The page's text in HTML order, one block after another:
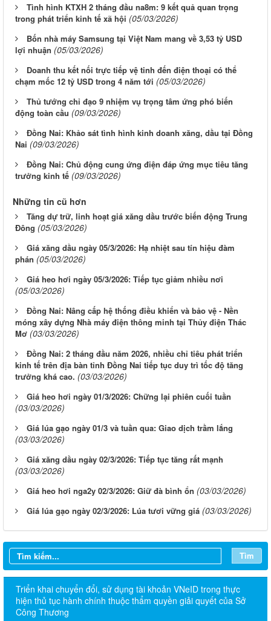
Tình hình KTXH 2 tháng đầu na8m: 9 kết quả quan trọng
trong phát triển kinh tế xã hội (05/03/2026)
Bốn nhà máy Samsung tại Việt Nam mang về 3,53 tỷ USD
lợi nhuận (05/03/2026)
Doanh thu kết nối trực tiếp vệ tinh đến điện thoại có thể
chạm mốc 12 tỷ USD trong 4 năm tới (05/03/2026)
Thủ tướng chỉ đạo 9 nhiệm vụ trọng tâm ứng phó biến
động toàn cầu (09/03/2026)
Đồng Nai: Khảo sát tình hình kinh doanh xăng, dầu tại Đồng
Nai (09/03/2026)
Đồng Nai: Chủ động cung ứng điện đáp ứng mục tiêu tăng
trưởng kinh tế (09/03/2026)
Những tin cũ hơn
Tăng dự trữ, linh hoạt giá xăng dầu trước biến động Trung
Đông (05/03/2026)
Giá xăng dầu ngày 05/3/2026: Hạ nhiệt sau tín hiệu đàm
phán (05/03/2026)
Giá heo hơi ngày 05/3/2026: Tiếp tục giảm nhiều nơi
(05/03/2026)
Đồng Nai: Nâng cấp hệ thống điều khiển và bảo vệ - Nền
móng xây dựng Nhà máy điện thông minh tại Thủy điện Thác
Mơ (03/03/2026)
Đồng Nai: 2 tháng đầu năm 2026, nhiều chỉ tiêu phát triển
kinh tế trên địa bàn tỉnh Đồng Nai tiếp tục duy trì tốc độ tăng
trưởng khá cao. (03/03/2026)
Giá heo hơi ngày 01/3/2026: Chững lại phiên cuối tuần
(03/03/2026)
Giá lúa gạo ngày 01/3 và tuần qua: Giao dịch trầm lắng
(03/03/2026)
Giá xăng dầu ngày 02/3/2026: Tiếp tục tăng rất mạnh
(03/03/2026)
Giá heo hơi nga2y 02/3/2026: Giữ đà bình ổn (03/03/2026)
Giá lúa gạo ngày 02/3/2026: Lúa tươi vững giá (03/03/2026)
Tìm
Triển khai chuyển đổi, sử dụng tài khoản VNeID trong thực
hiện thủ tục hành chính thuộc thẩm quyền giải quyết của Sở
Công Thương